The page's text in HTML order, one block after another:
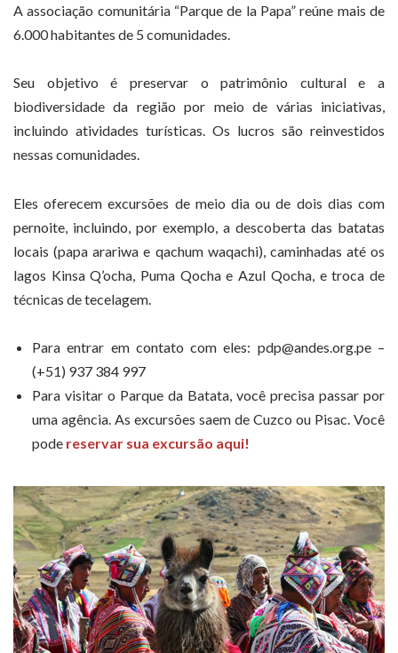
A associação comunitária “Parque de la Papa” reúne mais de
6.000 habitantes de 5 comunidades.
Seu objetivo é preservar o patrimônio cultural e a
biodiversidade da região por meio de várias iniciativas,
incluindo atividades turísticas. Os lucros são reinvestidos
nessas comunidades.
Eles oferecem excursões de meio dia ou de dois dias com
pernoite, incluindo, por exemplo, a descoberta das batatas
locais (papa arariwa e qachum waqachi), caminhadas até os
lagos Kinsa Q’ocha, Puma Qocha e Azul Qocha, e troca de
técnicas de tecelagem.
Para entrar em contato com eles: pdp@andes.org.pe –
(+51) 937 384 997
Para visitar o Parque da Batata, você precisa passar por
uma agência. As excursões saem de Cuzco ou Pisac. Você
pode reservar sua excursão aqui!